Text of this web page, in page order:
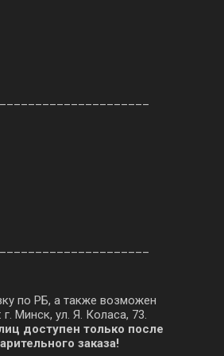
по РБ, а также возможен
Минск, ул. Я. Коласа, 73.
доступен только после
заказа!